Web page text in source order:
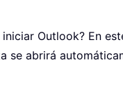
Outlook? En
se abrirá